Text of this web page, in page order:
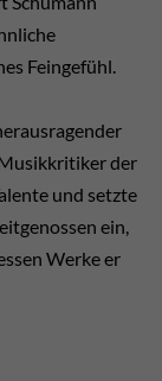
Feingefühl.
der
und setzte
ein,
Werke er